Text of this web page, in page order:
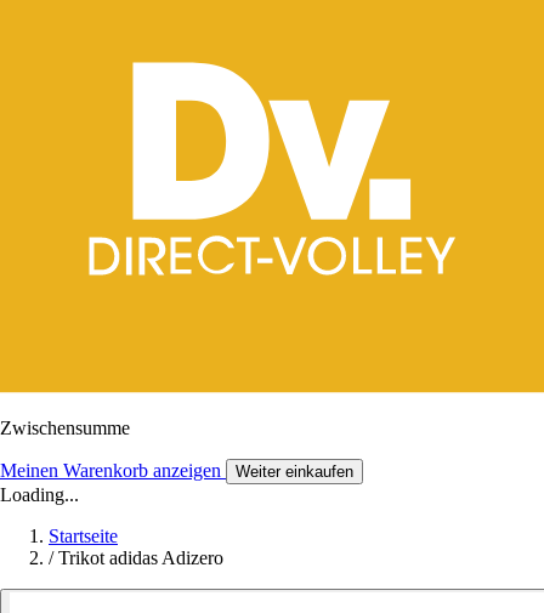
Zwischensumme
Meinen Warenkorb anzeigen Weiter einkaufen
Loading...
Startseite
/ Trikot adidas Adizero